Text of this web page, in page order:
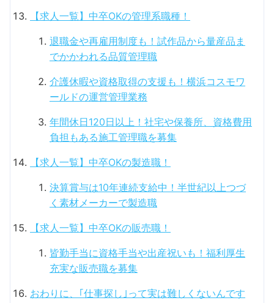
【求人一覧】中卒OKの管理系職種！
退職金や再雇用制度も！試作品から量産品ま
でかかわれる品質管理職
介護休暇や資格取得の支援も！横浜コスモワ
ールドの運営管理業務
年間休日120日以上！社宅や保養所、資格費用
負担もある施工管理職を募集
【求人一覧】中卒OKの製造職！
決算賞与は10年連続支給中！半世紀以上つづ
く素材メーカーで製造職
【求人一覧】中卒OKの販売職！
皆勤手当に資格手当や出産祝いも！福利厚生
充実な販売職を募集
おわりに、｢仕事探し｣って実は難しくないんです